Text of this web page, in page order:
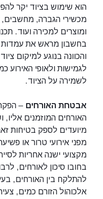
הוא שימוש בציוד יקר
מכשירי הגברה, מחשבים,
ומוצרים למכירה ועוד.
בחשבון מראש את עמדות
והכוונה בנוגע למיקום
לגמישות ולאופי
לשמירה על הציוד.
אבטחת האורחים –
האורחים המוזמנים אליו,
מיועדים לספק בטיחות
מפני אירועי טרור או
מקצועי ישנה אחריות
בחובו סיכון לאורחים,
להתלקח בין האורחים,
אלכוהול הזורם כמים,